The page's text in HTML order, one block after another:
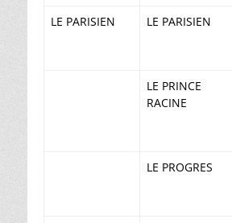
LE PARISIEN
LE PARISIEN
LE PRINCE
RACINE
LE PROGRES